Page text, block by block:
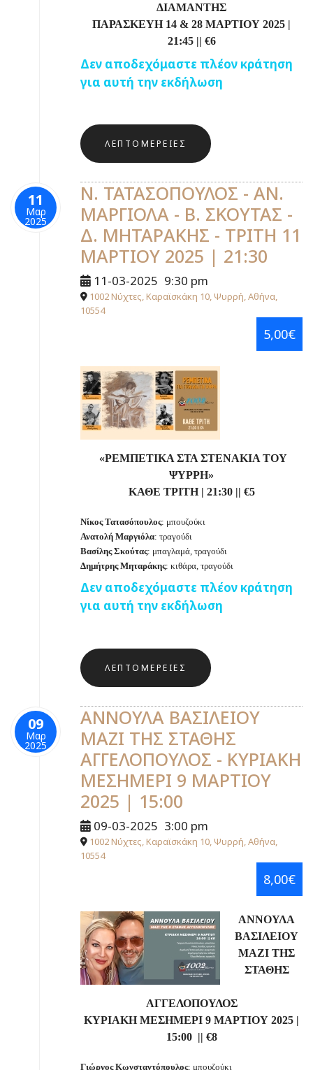
ΔΙΑΜΑΝΤΗΣ
ΠΑΡΑΣΚΕΥΗ 14 & 28 ΜΑΡΤΙΟΥ 2025 |
21:45 || €6
Δεν αποδεχόμαστε πλέον κράτηση
για αυτή την εκδήλωση
ΛΕΠΤΟΜΈΡΕΙΕΣ
11
Μαρ
2025
Ν. ΤΑΤΑΣΟΠΟΥΛΟΣ - ΑΝ.
ΜΑΡΓΙΟΛΑ - Β. ΣΚΟΥΤΑΣ -
Δ. ΜΗΤΑΡΑΚΗΣ - ΤΡΙΤΗ 11
ΜΑΡΤΙΟΥ 2025 | 21:30
11-03-2025 9:30 pm
1002 Νύχτες, Καραϊσκάκη 10, Ψυρρή, Αθήνα,
10554
5,00€
«ΡΕΜΠΕΤΙΚΑ ΣΤΑ ΣΤΕΝΑΚΙΑ ΤΟΥ
ΨΥΡΡΗ»
ΚΑΘΕ ΤΡΙΤΗ | 21:30 || €5
Νίκος Τατασόπουλος: μπουζούκι
Ανατολή Μαργιόλα: τραγούδι
Βασίλης Σκούτας: μπαγλαμά, τραγούδι
Δημήτρης Μηταράκης: κιθάρα, τραγούδι
Δεν αποδεχόμαστε πλέον κράτηση
για αυτή την εκδήλωση
ΛΕΠΤΟΜΈΡΕΙΕΣ
09
Μαρ
2025
ΑΝΝΟΥΛΑ ΒΑΣΙΛΕΙΟΥ
ΜΑΖΙ ΤΗΣ ΣΤΑΘΗΣ
ΑΓΓΕΛΟΠΟΥΛΟΣ - ΚΥΡΙΑΚΗ
ΜΕΣΗΜΕΡΙ 9 ΜΑΡΤΙΟΥ
2025 | 15:00
09-03-2025 3:00 pm
1002 Νύχτες, Καραϊσκάκη 10, Ψυρρή, Αθήνα,
10554
8,00€
ΑΝΝΟΥΛΑ
ΒΑΣΙΛΕΙΟΥ
ΜΑΖΙ ΤΗΣ
ΣΤΑΘΗΣ
ΑΓΓΕΛΟΠΟΥΛΟΣ
ΚΥΡΙΑΚΗ ΜΕΣΗΜΕΡΙ 9 ΜΑΡΤΙΟΥ 2025 |
15:00 || €8
Γιώργος Κωνσταντόπουλος: μπουζούκι